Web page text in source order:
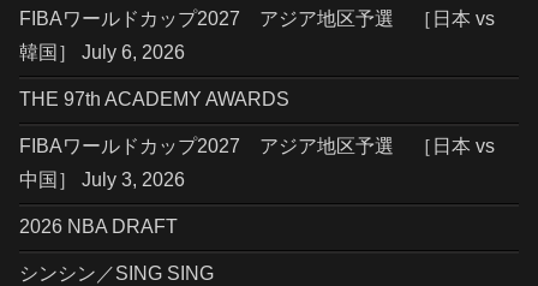
FIBAワールドカップ2027 アジア地区予選 ［日本 vs
韓国］ July 6, 2026
THE 97th ACADEMY AWARDS
FIBAワールドカップ2027 アジア地区予選 ［日本 vs
中国］ July 3, 2026
2026 NBA DRAFT
シンシン／SING SING